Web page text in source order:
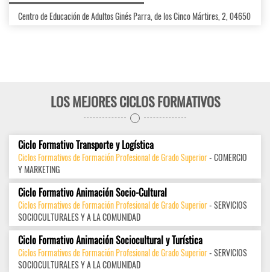
Centro de Educación de Adultos Ginés Parra, de los Cinco Mártires, 2, 04650
LOS MEJORES CICLOS FORMATIVOS
Ciclo Formativo Transporte y Logística
Ciclos Formativos de Formación Profesional de Grado Superior- COMERCIO
Y MARKETING
Ciclo Formativo Animación Socio-Cultural
Ciclos Formativos de Formación Profesional de Grado Superior- SERVICIOS
SOCIOCULTURALES Y A LA COMUNIDAD
Ciclo Formativo Animación Sociocultural y Turística
Ciclos Formativos de Formación Profesional de Grado Superior- SERVICIOS
SOCIOCULTURALES Y A LA COMUNIDAD